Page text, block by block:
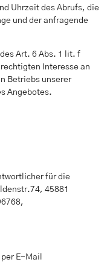
Uhrzeit des Abrufs, die
und der anfragende
Art. 6 Abs. 1 lit. f
Interesse an
Betriebs unserer
Angebotes.
für die
45881
E-Mail